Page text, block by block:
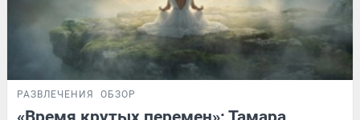
РАЗВЛЕЧЕНИЯ ОБЗОР